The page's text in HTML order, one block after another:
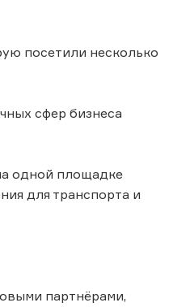
посетили несколько
сфер бизнеса
одной площадке
для транспорта и
партнёрами,